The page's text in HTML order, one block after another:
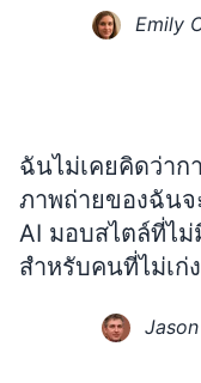
Emily
ฉันไม่เคยคิดว่าก
ภาพถ่ายของฉันจ
AI มอบสไตล์ที่ไ
สำหรับคนที่ไม่เก่